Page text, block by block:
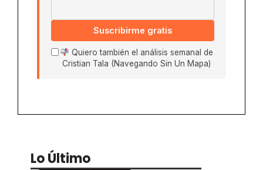
Suscribirme gratis
Quiero también el análisis semanal de
Cristian Tala (Navegando Sin Un Mapa)
Lo Último